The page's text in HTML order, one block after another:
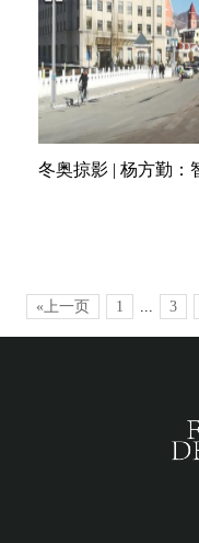
冬奥掠影 | 杨方勤：
«上一页 1 ... 3